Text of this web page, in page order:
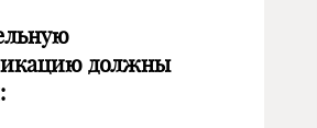
должны